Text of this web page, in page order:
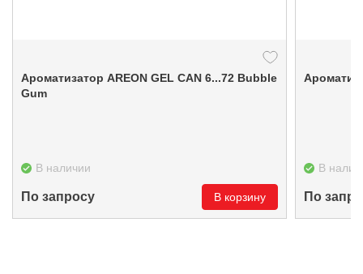
Ароматизатор AREON GEL CAN 6...72 Bubble
Gum
В наличии
По запросу В корзину
В
По